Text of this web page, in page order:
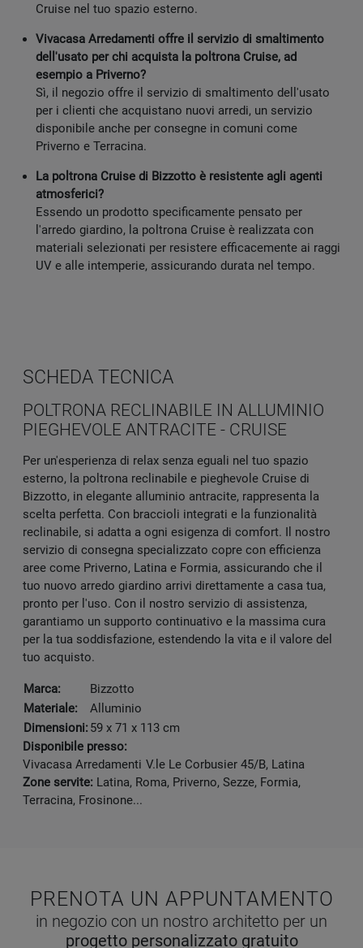
Cruise nel tuo spazio esterno.
Vivacasa Arredamenti offre il servizio di smaltimento
dell'usato per chi acquista la poltrona Cruise, ad
esempio a Priverno?
Sì, il negozio offre il servizio di smaltimento dell'usato
per i clienti che acquistano nuovi arredi, un servizio
disponibile anche per consegne in comuni come
Priverno e Terracina.
La poltrona Cruise di Bizzotto è resistente agli agenti
atmosferici?
Essendo un prodotto specificamente pensato per
l'arredo giardino, la poltrona Cruise è realizzata con
materiali selezionati per resistere efficacemente ai raggi
UV e alle intemperie, assicurando durata nel tempo.
SCHEDA TECNICA
POLTRONA RECLINABILE IN ALLUMINIO
PIEGHEVOLE ANTRACITE - CRUISE
Per un'esperienza di relax senza eguali nel tuo spazio
esterno, la poltrona reclinabile e pieghevole Cruise di
Bizzotto, in elegante alluminio antracite, rappresenta la
scelta perfetta. Con braccioli integrati e la funzionalità
reclinabile, si adatta a ogni esigenza di comfort. Il nostro
servizio di consegna specializzato copre con efficienza
aree come Priverno, Latina e Formia, assicurando che il
tuo nuovo arredo giardino arrivi direttamente a casa tua,
pronto per l'uso. Con il nostro servizio di assistenza,
garantiamo un supporto continuativo e la massima cura
per la tua soddisfazione, estendendo la vita e il valore del
tuo acquisto.
Marca:
Bizzotto
Materiale:
Alluminio
Dimensioni:59 x 71 x 113 cm
Disponibile presso:
Vivacasa Arredamenti V.le Le Corbusier 45/B, Latina
Zone servite: Latina, Roma, Priverno, Sezze, Formia,
Terracina, Frosinone...
PRENOTA UN APPUNTAMENTO
in negozio con un nostro architetto per un
progetto personalizzato gratuito